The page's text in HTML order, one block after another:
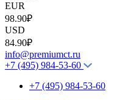
EUR
98.90₽
USD
84.90₽
info@premiumct.ru
+7 (495) 984-53-60
+7 (495) 984-53-60